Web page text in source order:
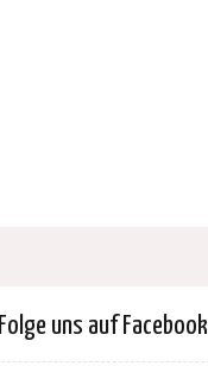
Folge uns auf Facebook